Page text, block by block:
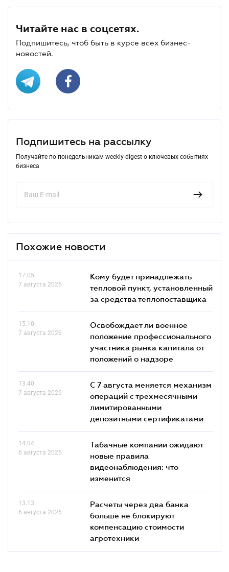
Читайте нас в соцсетях.
Подпишитесь, чтоб быть в курсе всех бизнес-
новостей.
Подпишитесь на рассылку
Получайте по понедельникам weekly-digest о ключевых событиях
бизнеса
Похожие новости
17.05
7 августа 2026
Кому будет принадлежать
тепловой пункт, установленный
за средства теплопоставщика
15.10
7 августа 2026
Освобождает ли военное
положение профессионального
участника рынка капитала от
положений о надзоре
13.40
7 августа 2026
С 7 августа меняется механизм
операций с трехмесячными
лимитированными
депозитными сертификатами
14.04
6 августа 2026
Табачные компании ожидают
новые правила
видеонаблюдения: что
изменится
13.13
6 августа 2026
Расчеты через два банка
больше не блокируют
компенсацию стоимости
агротехники